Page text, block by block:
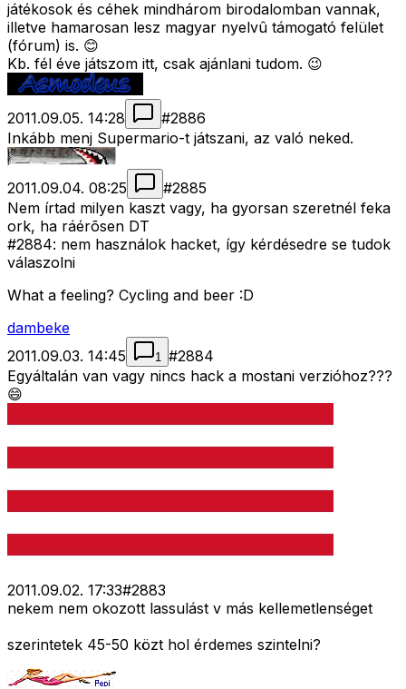
játékosok és céhek mindhárom birodalomban vannak,
illetve hamarosan lesz magyar nyelvû támogató felület
(fórum) is. 😊
Kb. fél éve játszom itt, csak ajánlani tudom. 😉
2011.09.05. 14:28 #2886
Inkább menj Supermario-t játszani, az való neked.
2011.09.04. 08:25 #2885
Nem írtad milyen kaszt vagy, ha gyorsan szeretnél feka
ork, ha ráérõsen DT
#2884: nem használok hacket, így kérdésedre se tudok
válaszolni
What a feeling? Cycling and beer :D
dambeke
2011.09.03. 14:45
1 #2884
Egyáltalán van vagy nincs hack a mostani verzióhoz???
😄
2011.09.02. 17:33#2883
nekem nem okozott lassulást v más kellemetlenséget
szerintetek 45-50 közt hol érdemes szintelni?